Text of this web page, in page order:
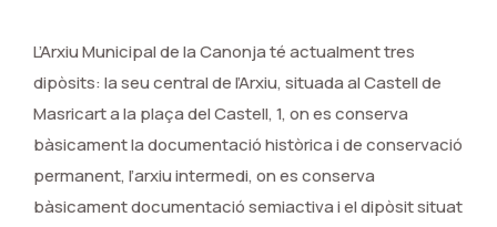
L’Arxiu Municipal de la Canonja té actualment tres
dipòsits: la seu central de l’Arxiu, situada al Castell de
Masricart a la plaça del Castell, 1, on es conserva
bàsicament la documentació històrica i de conservació
permanent, l’arxiu intermedi, on es conserva
bàsicament documentació semiactiva i el dipòsit situat